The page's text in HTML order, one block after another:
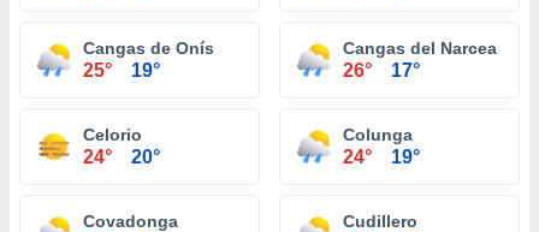
Cangas de Onís
25° 19°
Cangas del Narcea
26° 17°
Celorio
24° 20°
Colunga
24° 19°
Covadonga Cudillero